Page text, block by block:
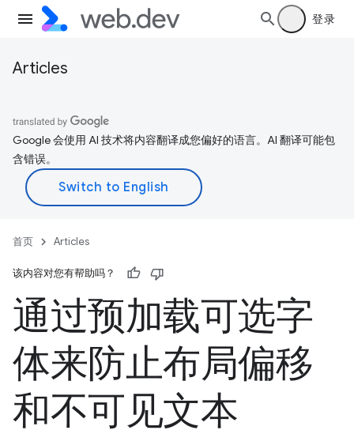
登录
Articles
Google 会使用 AI 技术将内容翻译成您偏好的语言。AI 翻译可能包
含错误。
首页 Articles
该内容对您有帮助吗？
通过预加载可选字
体来防止布局偏移
和不可见文本